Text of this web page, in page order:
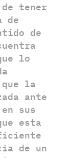
tener
de
de
lo
la
ante
sus
esta
de un